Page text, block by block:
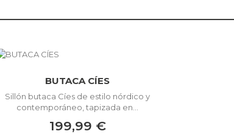
BUTACA CÍES
Sillón butaca Cíes de estilo nórdico y
contemporáneo, tapizada en...
199,99 €